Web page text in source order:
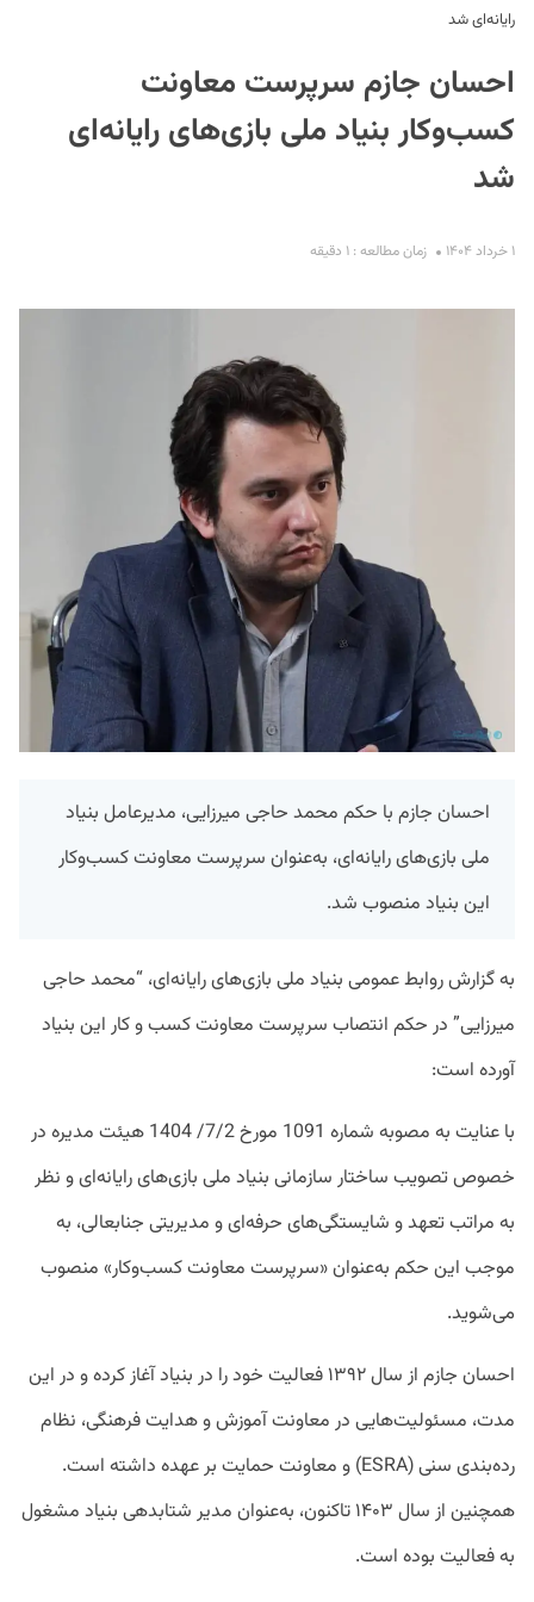
رایانه‌ای شد
احسان جازم سرپرست معاونت
کسب‌وکار بنیاد ملی بازی‌های رایانه‌ای
شد
۱ خرداد ۱۴۰۴ زمان مطالعه : ۱ دقیقه
احسان جازم با حکم محمد حاجی میرزایی، مدیرعامل بنیاد
ملی بازی‌های رایانه‌ای، به‌عنوان سرپرست معاونت کسب‌وکار
این بنیاد منصوب شد.
به گزارش روابط عمومی بنیاد ملی بازی‌های رایانه‌ای، “محمد حاجی
میرزایی” در حکم انتصاب سرپرست معاونت کسب و کار این بنیاد
آورده است:
با عنایت به مصوبه شماره 1091 مورخ 7/2/ 1404 هیئت مدیره در
خصوص تصویب ساختار سازمانی بنیاد ملی بازی‌های رایانه‌ای و نظر
به مراتب تعهد و شایستگی‌های حرفه‌ای و مدیریتی جنابعالی، به
موجب این حکم به‌عنوان «سرپرست معاونت کسب‌وکار» منصوب
می‌شوید.
احسان جازم از سال ۱۳۹۲ فعالیت خود را در بنیاد آغاز کرده و در این
مدت، مسئولیت‌هایی در معاونت آموزش و هدایت فرهنگی، نظام
رده‌بندی سنی (ESRA) و معاونت حمایت بر عهده داشته است.
همچنین از سال ۱۴۰۳ تاکنون، به‌عنوان مدیر شتابدهی بنیاد مشغول
به فعالیت بوده است.